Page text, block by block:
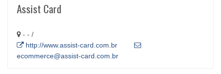
Assist Card
- - /
http://www.assist-card.com.br
ecommerce@assist-card.com.br